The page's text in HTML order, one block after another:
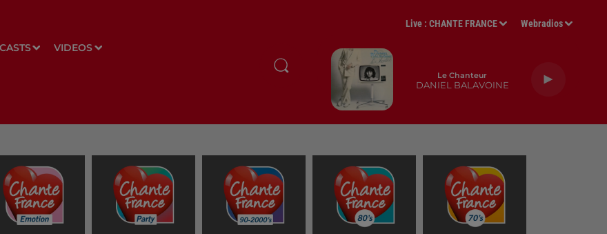
VIDEOS
Live :CHANTE FRANCE Webradios
Le Chanteur
DANIEL BALAVOINE